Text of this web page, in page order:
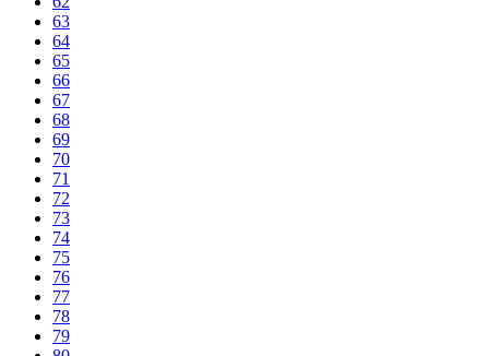
63
64
65
66
67
68
69
70
71
72
73
74
75
76
77
78
79